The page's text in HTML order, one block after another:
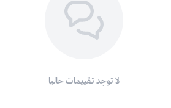
لا توجد تقييمات حاليا